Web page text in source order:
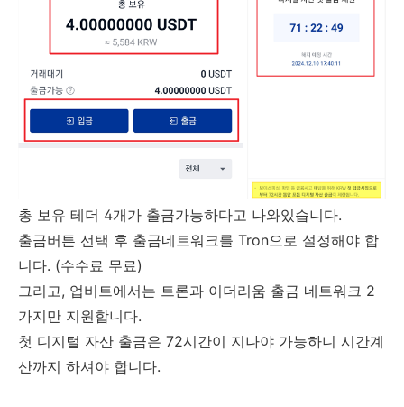
총 보유 테더 4개가 출금가능하다고 나와있습니다.
출금버튼 선택 후 출금네트워크를 Tron으로 설정해야 합
니다. (수수료 무료)
그리고, 업비트에서는 트론과 이더리움 출금 네트워크 2
가지만 지원합니다.
첫 디지털 자산 출금은 72시간이 지나야 가능하니 시간계
산까지 하셔야 합니다.